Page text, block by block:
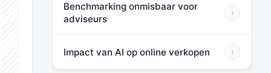
⬛⬛⬛
⬛⬛⬛
Benchmarking onmisbaar voor
adviseurs
›
Impact van AI op online verkopen ›